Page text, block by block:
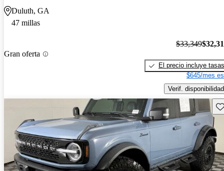
Duluth, GA
47 millas
Gran oferta
$33,349
El precio incluye tasas
$645/mes
Verif. disponibilidad